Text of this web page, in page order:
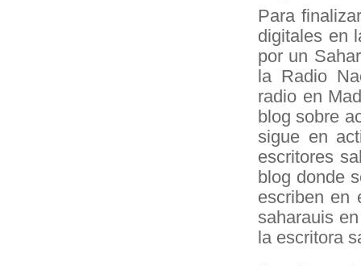
Para
digitales en
por un
la Radio
radio en
blog sobre
sigue en
escritores
blog donde
escriben en
saharauis
la escritora